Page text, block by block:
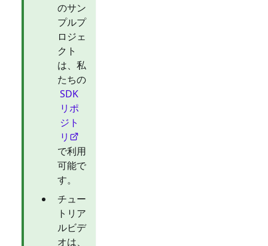
のサン
プルプ
ロジェ
クト
は、私
たちの
SDK
リポ
ジト
リ
で利用
可能で
す。
チュー
トリア
ルビデ
オは、